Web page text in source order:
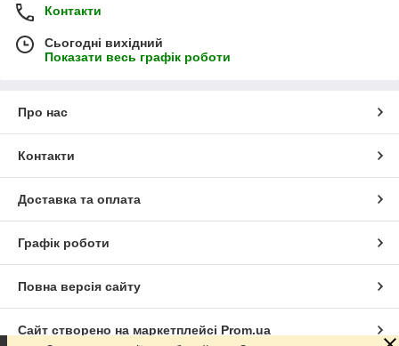
Контакти
Сьогодні вихідний
Показати весь графік роботи
Про нас
Контакти
Доставка та оплата
Графік роботи
Повна версія сайту
Сайт створено на маркетплейсі Prom.ua